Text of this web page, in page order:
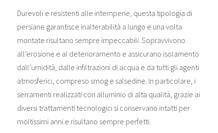
Durevoli e resistenti alle intemperie, questa tipologia di
persiane garantisce inalterabilità a lungo e una volta
montate risultano sempre impeccabili. Sopravvivono
all’erosione e al deterioramento e assicurano isolamento
dall’umidità, dalle infiltrazioni di acqua e da tutti gli agenti
atmosferici, compreso smog e salsedine. In particolare, i
serramenti realizzati con alluminio di alta qualità, grazie ai
diversi trattamenti tecnologici si conservano intatti per
moltissimi anni e risultano sempre perfetti.